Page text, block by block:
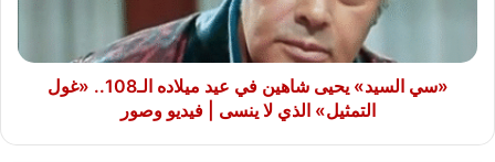
«غول
التمثيل»
ينسى
«سي السيد» يحيى شاهين في عيد ميلاده الـ108.. «غول
التمثيل» الذي لا ينسى | فيديو وصور